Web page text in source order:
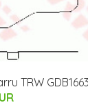
TRW GDB1663